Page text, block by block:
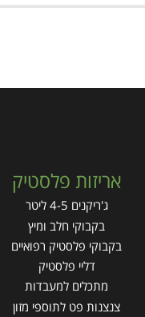
אריזות פלסטיק
ג'ריקנים 4-5 ליטר
בקבוקי חלב ומיץ
בקבוקי פלסטיק רפואיים
דליי פלסטיק
מתכלים למעבדות
צנצנות פט לתוספי מזון